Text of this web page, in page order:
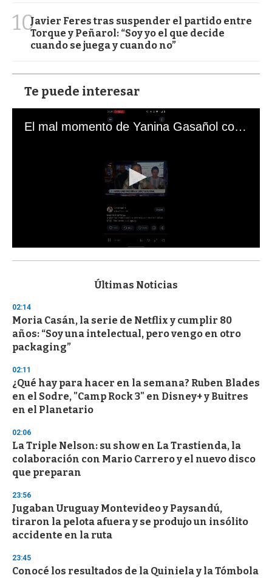
10Javier Feres tras suspender el partido entre
Torque y Peñarol: “Soy yo el que decide
cuando se juega y cuando no”
Te puede interesar
El mal momento de Yanina Gasañol con un hincha argentino en "Subrayado"
s
d
s
o
f
3
s
c
o
n
Últimas Noticias
02:14
Moria Casán, la serie de Netflix y cumplir 80
años: “Soy una intelectual, pero vengo en otro
packaging”
02:11
¿Qué hay para hacer en la semana? Ruben Blades
en el Sodre, "Camp Rock 3" en Disney+ y Buitres
en el Planetario
02:06
La Triple Nelson: su show en La Trastienda, la
colaboración con Mario Carrero y el nuevo disco
que preparan
23:56
Jugaban Uruguay Montevideo y Paysandú,
tiraron la pelota afuera y se produjo un insólito
accidente en la ruta
23:45
Conocé los resultados de la Quiniela y la Tómbola